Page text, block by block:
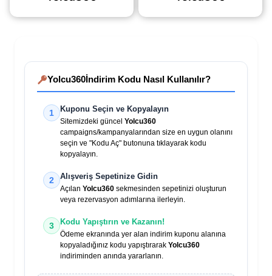
Yolcu360İndirim Kodu Nasıl Kullanılır?
1 Kuponu Seçin ve Kopyalayın
Sitemizdeki güncel Yolcu360
campaigns/kampanyalarından size en uygun olanını
seçin ve "Kodu Aç" butonuna tıklayarak kodu
kopyalayın.
2 Alışveriş Sepetinize Gidin
Açılan Yolcu360 sekmesinden sepetinizi oluşturun
veya rezervasyon adımlarına ilerleyin.
3 Kodu Yapıştırın ve Kazanın!
Ödeme ekranında yer alan indirim kuponu alanına
kopyaladığınız kodu yapıştırarak Yolcu360
indiriminden anında yararlanın.